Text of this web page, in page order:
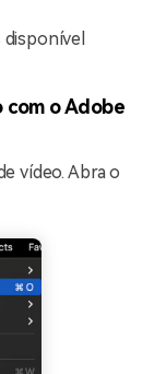
o Adobe
vídeo. Abra o